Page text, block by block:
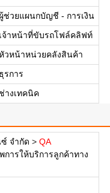
ผู้ช่วยแผนกบัญชี - การเงิน
เจ้าหน้าที่ขับรถโฟล์คลิฟท์
วหน้าหน่วยคลังสินค้า
ธุรการ
ช่างเทคนิค
จำกัด > QA
ารให้บริการลูกค้าทาง